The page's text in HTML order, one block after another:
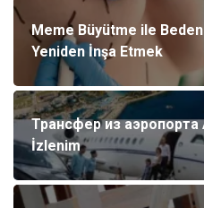
Meme Büyütme ile Beden
Yeniden İnşa Etmek
Трансфер из
İzlenim